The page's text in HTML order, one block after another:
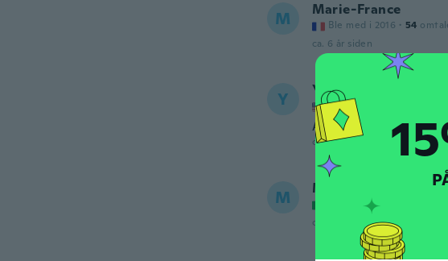
M Marie-France
Ble med i 2016 · 54
ca. 6 år siden
Y Yvannia
Ble med i 2018
A tiempo
ca. 6 år siden
M Michelle
Ble med i 2018
ca. 6 år siden